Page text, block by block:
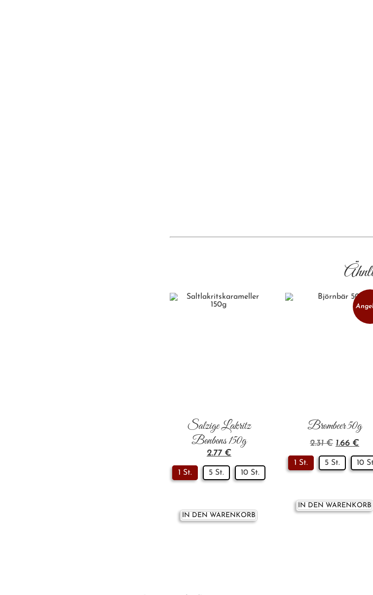
Salzige Lakritz
Bonbons 150g
2.77 €
1 St. 5 St. 10 St.
IN DEN WARENKORB
Brombeer 50g
2.31€ 1.66 €
1 St. 5 St. 10
IN DEN WARENKORB